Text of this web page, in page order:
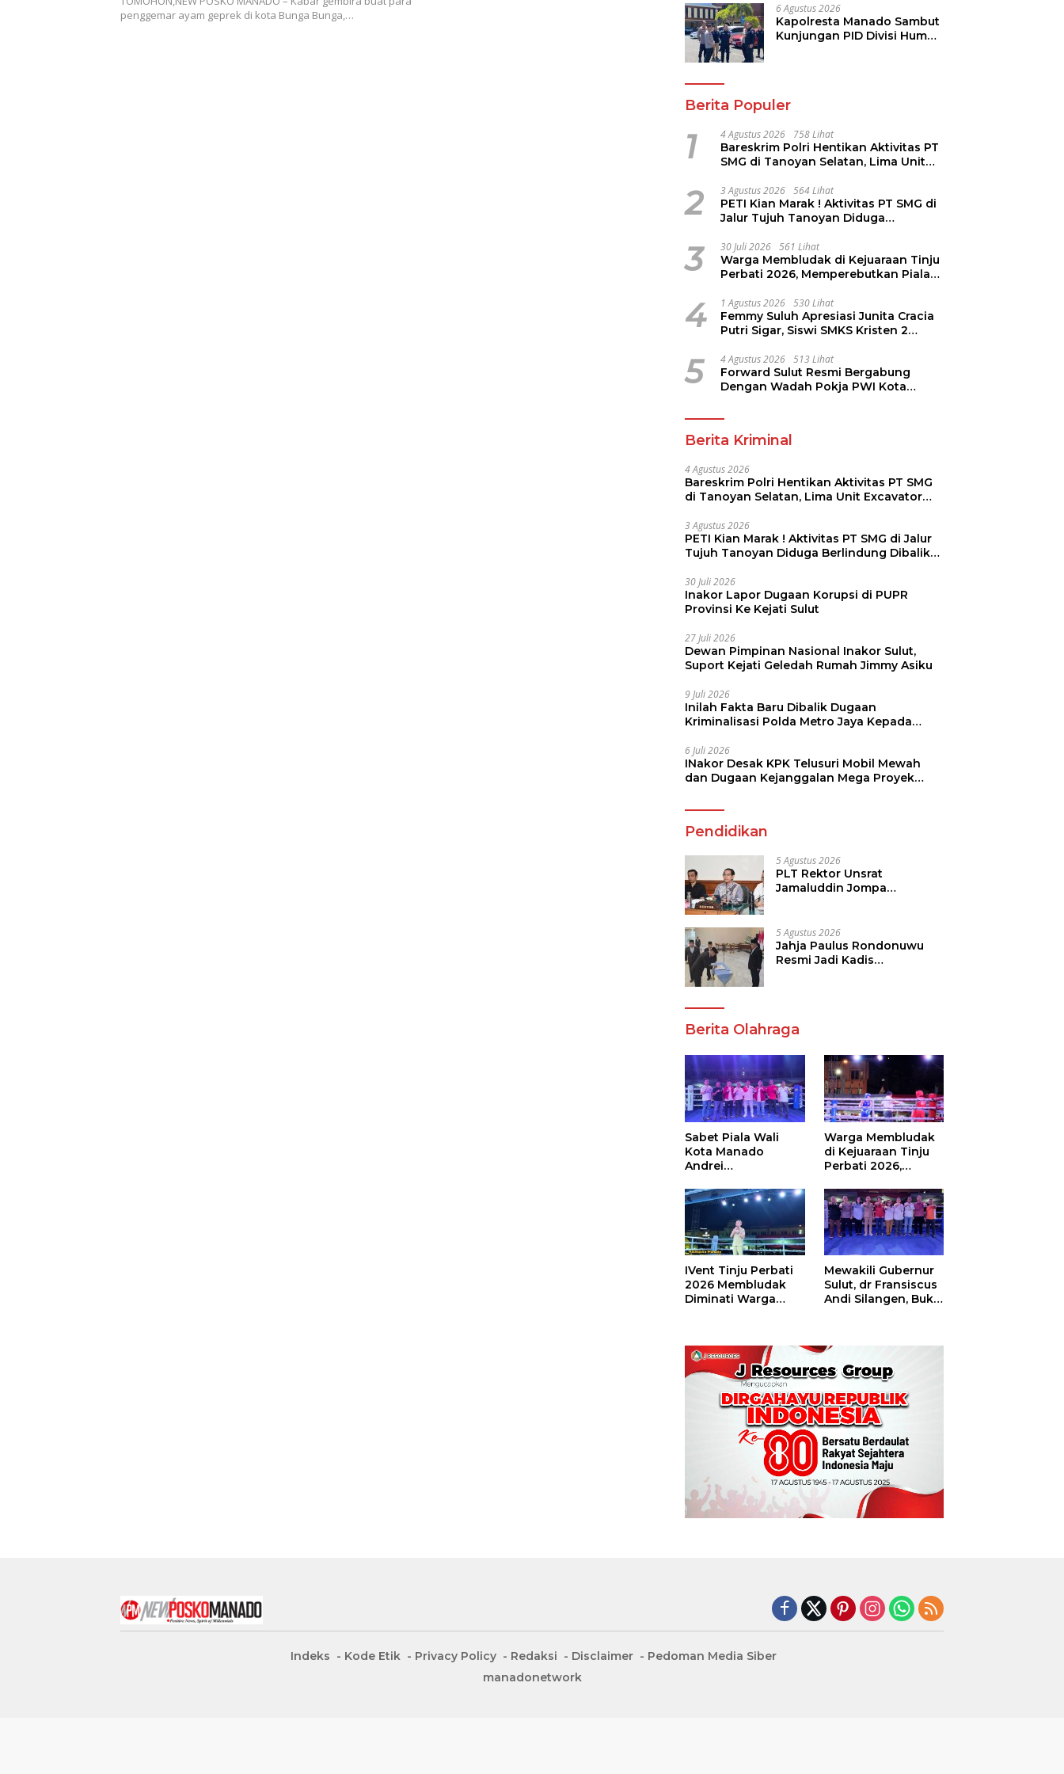
!!
penggemar ayam geprek di kota Bunga Bunga,…
Dukungan bagi Jemaat
6 Agustus 2026
Kapolresta Manado Sambut
Kunjungan PID Divisi Humas
Berita Populer
1 4 Agustus 2026 758 Lihat
Bareskrim Polri Hentikan Aktivitas PT
SMG di Tanoyan Selatan, Lima Unit
2 3 Agustus 2026 564 Lihat
PETI Kian Marak ! Aktivitas PT SMG di
Jalur Tujuh Tanoyan Diduga
3 30 Juli 2026 561 Lihat
Warga Membludak di Kejuaraan Tinju
Perbati 2026, Memperebutkan Piala
4 1 Agustus 2026 530 Lihat
Femmy Suluh Apresiasi Junita Cracia
Putri Sigar, Siswi SMKS Kristen 2
Dikmen Nasional 2026
5 4 Agustus 2026 513 Lihat
Forward Sulut Resmi Bergabung
Dengan Wadah Pokja PWI Kota
Berita Kriminal
4 Agustus 2026
Bareskrim Polri Hentikan Aktivitas PT SMG
di Tanoyan Selatan, Lima Unit Excavator
3 Agustus 2026
PETI Kian Marak ! Aktivitas PT SMG di Jalur
Tujuh Tanoyan Diduga Berlindung Dibalik
30 Juli 2026
Inakor Lapor Dugaan Korupsi di PUPR
Provinsi Ke Kejati Sulut
27 Juli 2026
Dewan Pimpinan Nasional Inakor Sulut,
Suport Kejati Geledah Rumah Jimmy Asiku
9 Juli 2026
Inilah Fakta Baru Dibalik Dugaan
Kriminalisasi Polda Metro Jaya Kepada
6 Juli 2026
INakor Desak KPK Telusuri Mobil Mewah
dan Dugaan Kejanggalan Mega Proyek
Pendidikan
5 Agustus 2026
PLT Rektor Unsrat
Jamaluddin Jompa
Kampus Kondusif
5 Agustus 2026
Jahja Paulus Rondonuwu
Resmi Jadi Kadis
Berita Olahraga
Sabet Piala Wali
Kota Manado
Andrei
Boxing Camp Juara
Umum Tinju Perbati
2026
Warga Membludak
di Kejuaraan Tinju
Perbati 2026,
Piala Wali Kota
IVent Tinju Perbati
2026 Membludak
Diminati Warga
Mewakili Gubernur
Sulut, dr Fransiscus
Andi Silangen, Buka
Piala Wali Kota
Manado
Indeks Kode Etik Privacy Policy Redaksi Disclaimer
Pedoman Media Siber
manadonetwork